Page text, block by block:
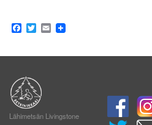
Facebook
Twitter
Email
Lähimetsän Livingstone